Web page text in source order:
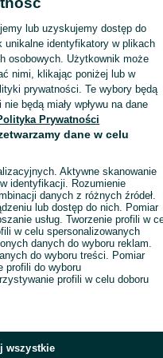
maszyny i narzędzia
Lekki
- Łódzkie Narzędzia - Niechcice
Wyświetlenia:
Wyślij wiadomość
lub uzyskujemy dostęp do
unikalne identyfikatory w plikach
osobowych. Użytkownik może
nimi, klikając poniżej lub w
prywatności. Te wybory będą
będą miały wpływu na dane
Prywatności
dane w celu
Aktywne skanowanie
identyfikacji. Rozumienie
danych z różnych źródeł.
lub dostęp do nich. Pomiar
usług. Tworzenie profili w
w celu spersonalizowanych
danych do wyboru reklam.
do wyboru treści. Pomiar
profili do wyboru
profili w celu doboru
wszystkie